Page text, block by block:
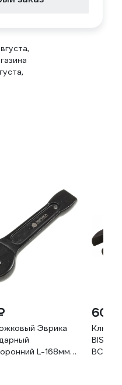
Эврика
L-168мм
607456
605
Ключ
BIST